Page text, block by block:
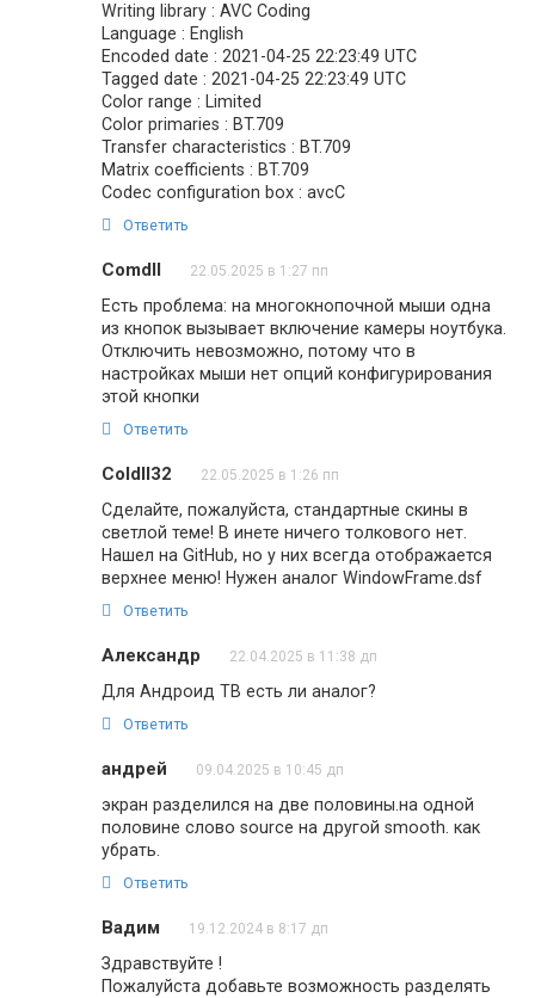
Writing library : AVC Coding
Language : English
Encoded date : 2021-04-25 22:23:49 UTC
Tagged date : 2021-04-25 22:23:49 UTC
Color range : Limited
Color primaries : BT.709
Transfer characteristics : BT.709
Matrix coefficients : BT.709
Codec configuration box : avcC
Ответить
Comdll 22.05.2025 в 1:27 пп
Есть проблема: на многокнопочной мыши одна
из кнопок вызывает включение камеры ноутбука.
Отключить невозможно, потому что в
настройках мыши нет опций конфигурирования
этой кнопки
Ответить
Coldll32 22.05.2025 в 1:26 пп
Сделайте, пожалуйста, стандартные скины в
светлой теме! В инете ничего толкового нет.
Нашел на GitHub, но у них всегда отображается
верхнее меню! Нужен аналог WindowFrame.dsf
Ответить
Александр 22.04.2025 в 11:38 дп
Для Андроид ТВ есть ли аналог?
Ответить
андрей 09.04.2025 в 10:45 дп
экран разделился на две половины.на одной
половине слово source на другой smooth. как
убрать.
Ответить
Вадим 19.12.2024 в 8:17 дп
Здравствуйте !
Пожалуйста добавьте возможность разделять